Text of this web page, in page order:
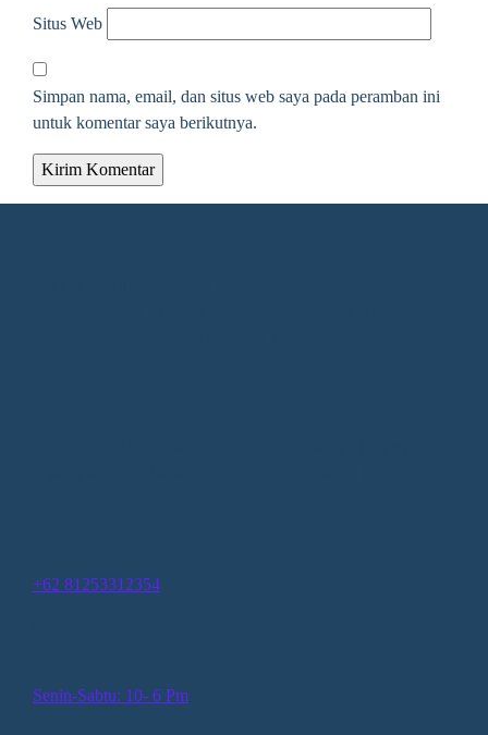
Situs Web
Simpan nama, email, dan situs web saya pada peramban ini
untuk komentar saya berikutnya.
+62 81253312354
Senin-Sabtu: 10- 6 Pm